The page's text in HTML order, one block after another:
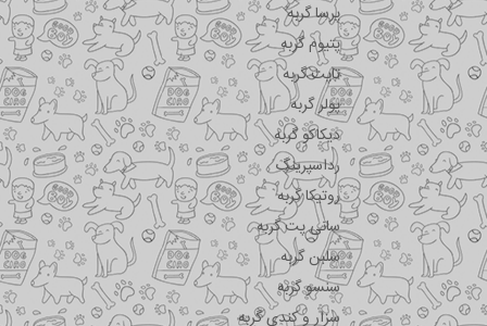
پرسا گربه
پتیوم گربه
تاپت گربه
پولر گربه
دیکاکو گربه
رداسپرینگ
روتیکا گربه
سانی پت گربه
سلبن گربه
سنسو گربه
سزار و کندی گربه